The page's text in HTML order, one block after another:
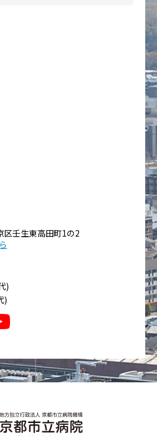
区壬生東高田町1の2
)
)